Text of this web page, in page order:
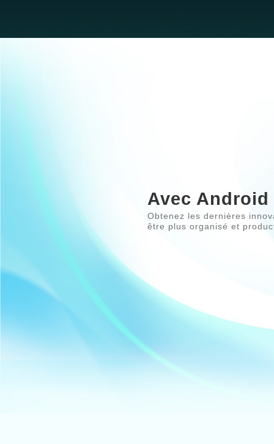
Avec
Obtenez les dernières
être plus organisé et